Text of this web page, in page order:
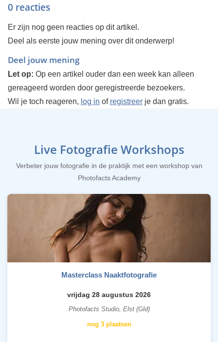
0 reacties
Er zijn nog geen reacties op dit artikel.
Deel als eerste jouw mening over dit onderwerp!
Deel jouw mening
Let op: Op een artikel ouder dan een week kan alleen
gereageerd worden door geregistreerde bezoekers.
Wil je toch reageren, log in of registreerje dan gratis.
Live Fotografie Workshops
Verbeter jouw fotografie in de praktijk met een workshop van
Photofacts Academy
Masterclass Naaktfotografie
vrijdag 28 augustus 2026
Photofacts Studio, Elst (Gld)
nog 3 plaatsen